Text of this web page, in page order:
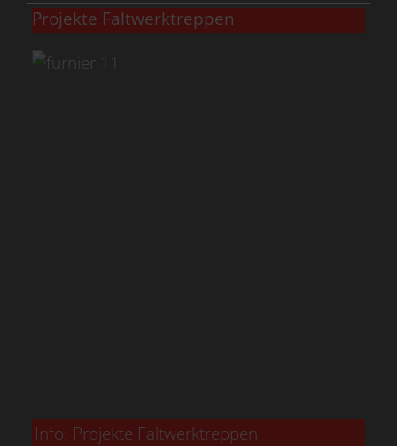
Projekte Faltwerktreppen
Info: Projekte Faltwerktreppen